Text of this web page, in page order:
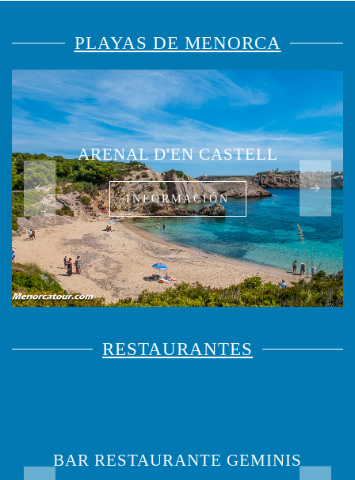
PLAYAS DE MENORCA
ARENAL D'EN CASTELL
INFORMACIÓN
RESTAURANTES
BAR RESTAURANTE GEMINIS